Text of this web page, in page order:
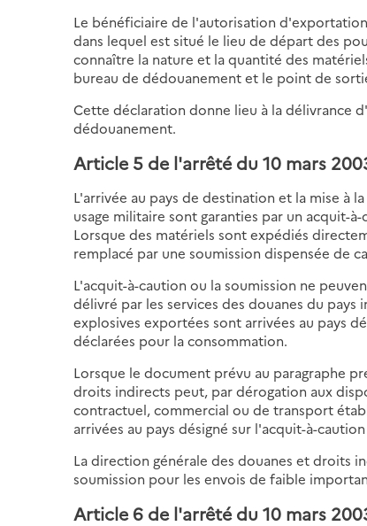
Le bénéficiaire de l'autorisation
dans lequel est situé le lieu de départ des
connaître la nature et la quantité des
bureau de dédouanement et le point de
Cette déclaration donne lieu à la délivrance
dédouanement.
Article 5 de l'arrêté du 10 mars
L'arrivée au pays de destination et la mise à
usage militaire sont garanties par un acquit-
Lorsque des matériels sont expédiés
remplacé par une soumission dispensée de
L'acquit-à-caution ou la soumission ne
délivré par les services des douanes du
explosives exportées sont arrivées au pays
déclarées pour la consommation.
Lorsque le document prévu au paragraphe
droits indirects peut, par dérogation aux
contractuel, commercial ou de transport
arrivées au pays désigné sur l'acquit-à-
La direction générale des douanes et droits
soumission pour les envois de faible
Article 6 de l'arrêté du 10 mars